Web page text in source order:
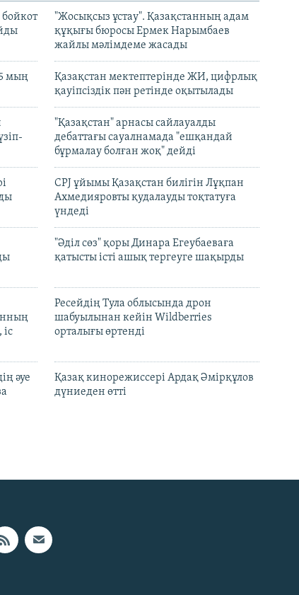
"Жосықсыз ұстау". Қазақстанның адам
құқығы бюросы Ермек Нарымбаев
жайлы мәлімдеме жасады
мың
Қазақстан мектептерінде ЖИ, цифрлық
қауіпсіздік пән ретінде оқытылады
"Қазақстан" арнасы сайлауалды
дебаттағы сауалнамада "ешқандай
бұрмалау болған жоқ" дейді
CPJ ұйымы Қазақстан билігін Лұқпан
Ахмедияровты қудалауды тоқтатуға
үндеді
"Әділ сөз" қоры Динара Егеубаеваға
қатысты істі ашық тергеуге шақырды
Ресейдің Тула облысында дрон
шабуылынан кейін Wildberries
орталығы өртенді
әуе
Қазақ кинорежиссері Ардақ Әмірқұлов
дүниеден өтті